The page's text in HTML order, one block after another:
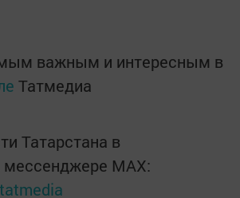
важным и интересным в
Татмедиа
Татарстана в
мессенджере MАХ: